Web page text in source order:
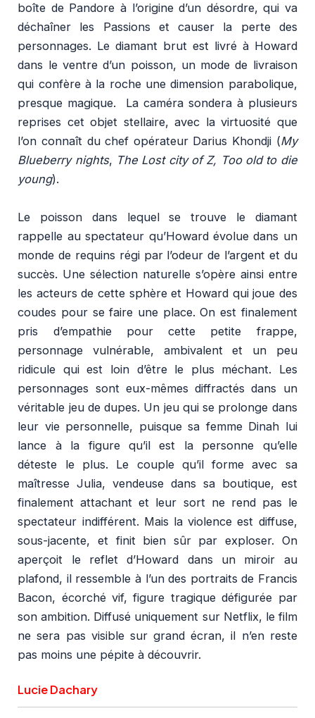
boîte de Pandore à l’origine d’un désordre, qui va
déchaîner les Passions et causer la perte des
personnages. Le diamant brut est livré à Howard
dans le ventre d’un poisson, un mode de livraison
qui confère à la roche une dimension parabolique,
presque magique. La caméra sondera à plusieurs
reprises cet objet stellaire, avec la virtuosité que
l’on connaît du chef opérateur Darius Khondji (My
Blueberry nights, The Lost city of Z, Too old to die
young).
Le poisson dans lequel se trouve le diamant
rappelle au spectateur qu’Howard évolue dans un
monde de requins régi par l’odeur de l’argent et du
succès. Une sélection naturelle s’opère ainsi entre
les acteurs de cette sphère et Howard qui joue des
coudes pour se faire une place. On est finalement
pris d’empathie pour cette petite frappe,
personnage vulnérable, ambivalent et un peu
ridicule qui est loin d’être le plus méchant. Les
personnages sont eux-mêmes diffractés dans un
véritable jeu de dupes. Un jeu qui se prolonge dans
leur vie personnelle, puisque sa femme Dinah lui
lance à la figure qu’il est la personne qu’elle
déteste le plus. Le couple qu’il forme avec sa
maîtresse Julia, vendeuse dans sa boutique, est
finalement attachant et leur sort ne rend pas le
spectateur indifférent. Mais la violence est diffuse,
sous-jacente, et finit bien sûr par exploser. On
aperçoit le reflet d’Howard dans un miroir au
plafond, il ressemble à l’un des portraits de Francis
Bacon, écorché vif, figure tragique défigurée par
son ambition. Diffusé uniquement sur Netflix, le film
ne sera pas visible sur grand écran, il n’en reste
pas moins une pépite à découvrir.
Lucie Dachary